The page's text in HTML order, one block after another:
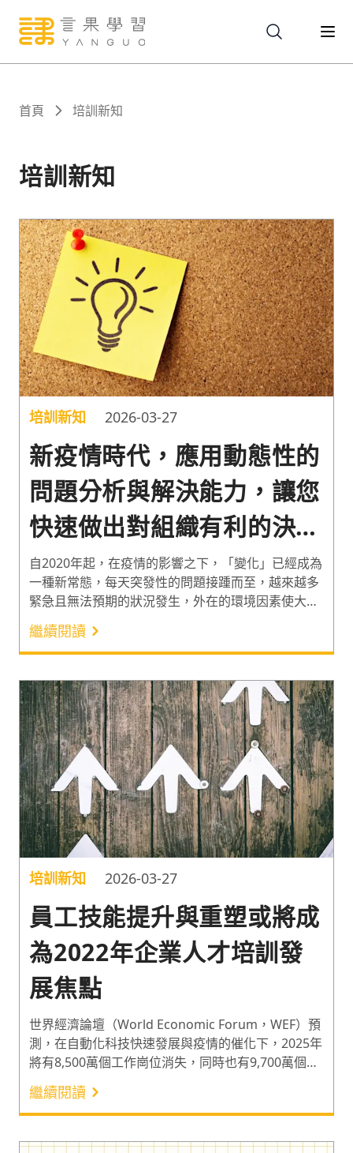
關於
報名
文章
首頁 培訓新知
培訓新知
培訓新知 2026-03-27
新疫情時代，應用動態性的
問題分析與解決能力，讓您
快速做出對組織有利的決
策！
自2020年起，在疫情的影響之下，「變化」已經成為
一種新常態，每天突發性的問題接踵而至，越來越多
緊急且無法預期的狀況發生，外在的環境因素使大到
企業組織、小至個人生活，都必須隨之應變與調整，
而這些大大小小的問題，也就是彭建文老師所說的
「動態性問題」。
繼續閱讀
培訓新知 2026-03-27
員工技能提升與重塑或將成
為2022年企業人才培訓發
展焦點
世界經濟論壇（World Economic Forum，WEF）預
測，在自動化科技快速發展與疫情的催化下，2025年
將有8,500萬個工作崗位消失，同時也有9,700萬個新
崗位出現，人才技能的提升與重塑變得事不宜遲。
繼續閱讀